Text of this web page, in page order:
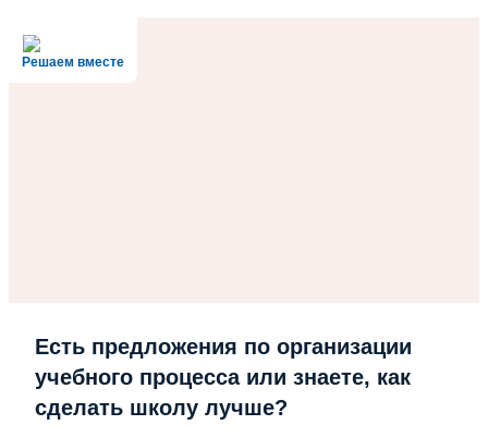
Решаем вместе
Есть предложения по организации
учебного процесса или знаете, как
сделать школу лучше?